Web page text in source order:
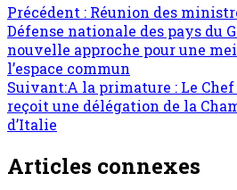
Navigation
d’article
Précédent : Réunion des
Défense nationale des pays du
nouvelle approche pour une
l’espace commun
Suivant:A la primature : Le
reçoit une délégation de la
d’Italie
Articles connexes